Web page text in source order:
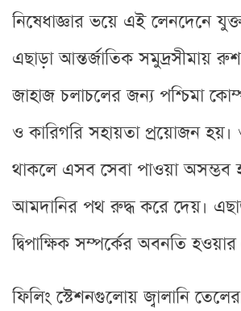
নিষেধাজ্ঞার ভয়ে এই লেনদেনে
এছাড়া আন্তর্জাতিক সমুদ্রসীমায়
জাহাজ চলাচলের জন্য পশ্চিমা
ও কারিগরি সহায়তা প্রয়োজন হয়।
থাকলে এসব সেবা পাওয়া অসম্ভব
আমদানির পথ রুদ্ধ করে দেয়।
দ্বিপাক্ষিক সম্পর্কের অবনতি
ফিলিং স্টেশনগুলোয় জ্বালানি